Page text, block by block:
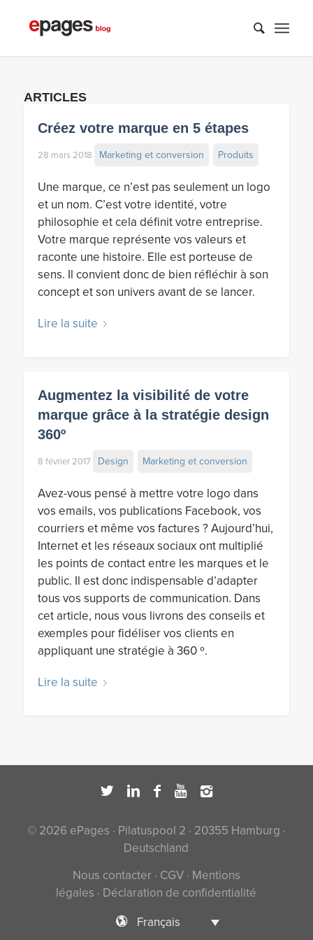
ARTICLES
Créez votre marque en 5 étapes
28 mars 2018 Marketing et conversion Produits
Une marque, ce n’est pas seulement un logo
et un nom. C’est votre identité, votre
philosophie et cela définit votre entreprise.
Votre marque représente vos valeurs et
raconte une histoire. Elle est porteuse de
sens. Il convient donc de bien réfléchir à son
concept et son univers avant de se lancer.
Lire la suite
Augmentez la visibilité de votre
marque grâce à la stratégie design
360º
8 février 2017 Design Marketing et conversion
Avez-vous pensé à mettre votre logo dans
vos emails, vos publications Facebook, vos
courriers et même vos factures ? Aujourd’hui,
Internet et les réseaux sociaux ont multiplié
les points de contact entre les marques et le
public. Il est donc indispensable d’adapter
tous vos supports de communication. Dans
cet article, nous vous livrons des conseils et
exemples pour fidéliser vos clients en
appliquant une stratégie à 360 º.
Lire la suite
© 2026 ePages · Pilatuspool 2 · 20355 Hamburg ·
Deutschland
Nous contacter · CGV· Mentions
légales · Déclaration de confidentialité
Français